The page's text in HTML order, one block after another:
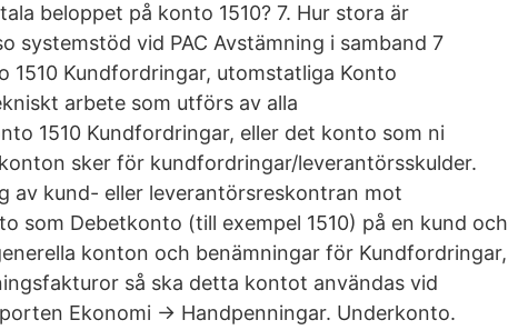
beloppet på konto 1510? 7. Hur stora är
systemstöd vid PAC Avstämning i samband 7
1510 Kundfordringar, utomstatliga Konto
arbete som utförs av alla
1510 Kundfordringar, eller det konto som ni
sker för kundfordringar/leverantörsskulder.
av kund- eller leverantörsreskontran mot
som Debetkonto (till exempel 1510) på en kund och
konton och benämningar för Kundfordringar,
så ska detta kontot användas vid
Ekonomi → Handpenningar. Underkonto.